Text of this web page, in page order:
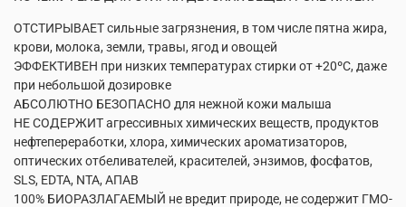
ОТСТИРЫВАЕТ сильные загрязнения, в том числе пятна жира,
крови, молока, земли, травы, ягод и овощей
ЭФФЕКТИВЕН при низких температурах стирки от +20ºС, даже
при небольшой дозировке
АБСОЛЮТНО БЕЗОПАСНО для нежной кожи малыша
НЕ СОДЕРЖИТ агрессивных химических веществ, продуктов
нефтепереработки, хлора, химических ароматизаторов,
оптических отбеливателей, красителей, энзимов, фосфатов,
SLS, EDTA, NTA, АПАВ
100% БИОРАЗЛАГАЕМЫЙ не вредит природе, не содержит ГМО-